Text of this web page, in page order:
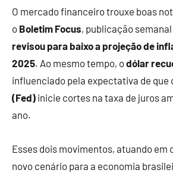
O mercado financeiro trouxe boas
o Boletim Focus, publicação
revisou para baixo a projeção de
2025. Ao mesmo tempo, odólar
influenciado pela expectativa de que
(Fed) inicie cortes na taxa de juros
ano.
Esses dois movimentos, atuando em
novo cenário para a economia